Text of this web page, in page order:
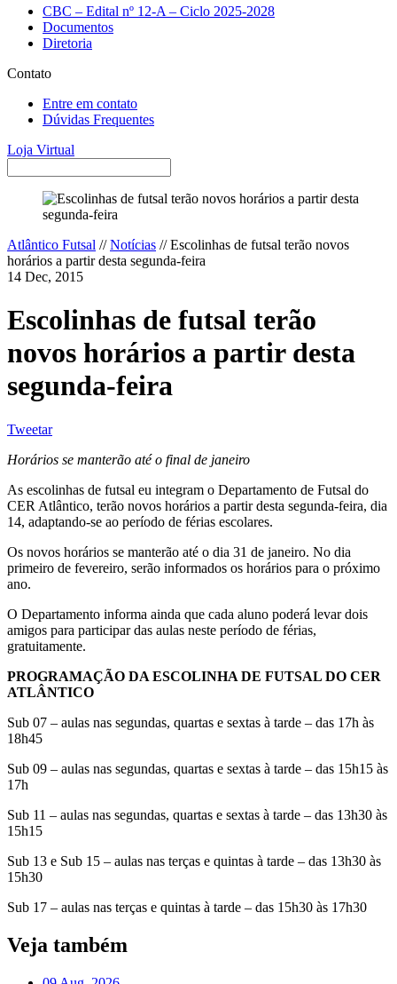
CBC – Edital nº 12-A – Ciclo 2025-2028
Documentos
Diretoria
Contato
Entre em contato
Dúvidas Frequentes
Loja Virtual
Atlântico Futsal //Notícias //Escolinhas de futsal terão novos
horários a partir desta segunda-feira
14 Dec, 2015
Escolinhas de futsal terão
novos horários a partir desta
segunda-feira
Tweetar
Horários se manterão até o final de janeiro
As escolinhas de futsal eu integram o Departamento de Futsal do
CER Atlântico, terão novos horários a partir desta segunda-feira, dia
14, adaptando-se ao período de férias escolares.
Os novos horários se manterão até o dia 31 de janeiro. No dia
primeiro de fevereiro, serão informados os horários para o próximo
ano.
O Departamento informa ainda que cada aluno poderá levar dois
amigos para participar das aulas neste período de férias,
gratuitamente.
PROGRAMAÇÃO DA ESCOLINHA DE FUTSAL DO CER
ATLÂNTICO
Sub 07 – aulas nas segundas, quartas e sextas à tarde – das 17h às
18h45
Sub 09 – aulas nas segundas, quartas e sextas à tarde – das 15h15 às
17h
Sub 11 – aulas nas segundas, quartas e sextas à tarde – das 13h30 às
15h15
Sub 13 e Sub 15 – aulas nas terças e quintas à tarde – das 13h30 às
15h30
Sub 17 – aulas nas terças e quintas à tarde – das 15h30 às 17h30
Veja também